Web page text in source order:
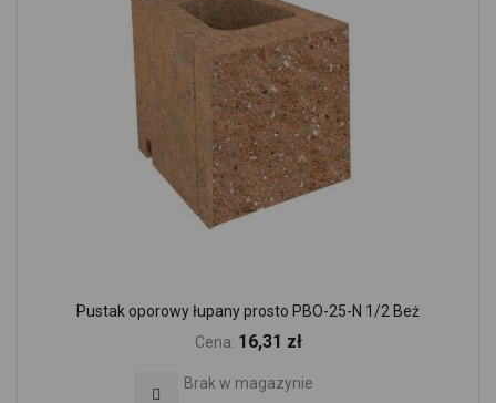
Pustak oporowy łupany prosto PBO-25-N 1/2 Beż
Cena: 16,31 zł
Brak w magazynie
Dodaj do Ulubionych